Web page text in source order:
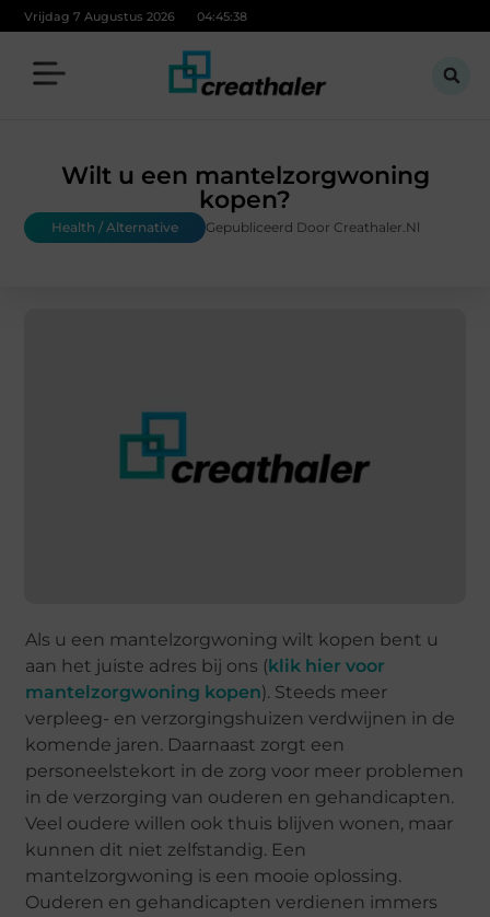
Vrijdag 7 Augustus 2026 04:45:39
Wilt u een mantelzorgwoning
kopen?
Health / Alternative Gepubliceerd Door Creathaler.nl
Als u een mantelzorgwoning wilt kopen bent u
aan het juiste adres bij ons (klik hier voor
mantelzorgwoning kopen). Steeds meer
verpleeg- en verzorgingshuizen verdwijnen in de
komende jaren. Daarnaast zorgt een
personeelstekort in de zorg voor meer problemen
in de verzorging van ouderen en gehandicapten.
Veel oudere willen ook thuis blijven wonen, maar
kunnen dit niet zelfstandig. Een
mantelzorgwoning is een mooie oplossing.
Ouderen en gehandicapten verdienen immers